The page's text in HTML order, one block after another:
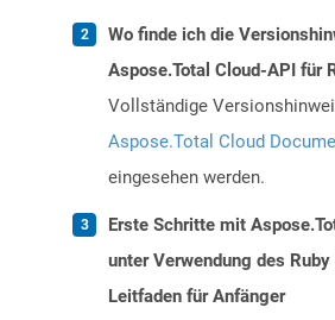
Wo finde ich die
Aspose.Total Cloud-API für
Vollständige
Aspose.Total Cloud
eingesehen werden.
Erste Schritte mit
unter Verwendung des Ruby
Leitfaden für Anfänger